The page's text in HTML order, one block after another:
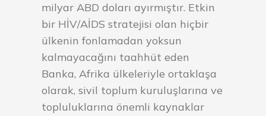
milyar ABD doları ayırmıştır. Etkin
bir HİV/AİDS stratejisi olan hiçbir
ülkenin fonlamadan yoksun
kalmayacağını taahhüt eden
Banka, Afrika ülkeleriyle ortaklaşa
olarak, sivil toplum kuruluşlarına ve
topluluklarına önemli kaynaklar